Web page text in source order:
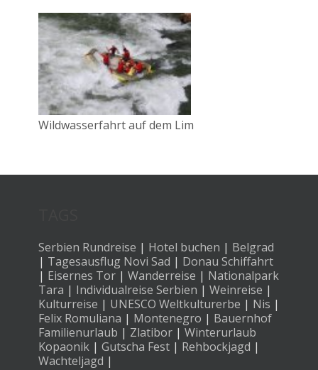
Wildwasserfahrt auf dem Lim
Serbien Rundreise | Hotel buchen | Belgrad
| Tagesausflug Novi Sad | Donau Schiffahrt
| Eisernes Tor | Wanderreise | Nationalpark
Tara | Individualreise Serbien | Weinreise |
Kulturreise | UNESCO Weltkulturerbe | Nis |
Felix Romuliana | Montenegro | Bauernhof
Familienurlaub | Zlatibor | Winterurlaub
Kopaonik | Gutscha Fest | Rehbockjagd |
Wachteljagd |